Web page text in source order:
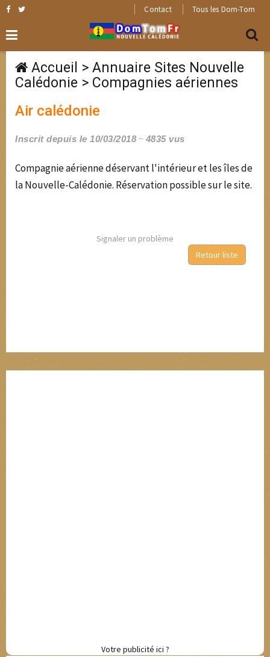
Contact Tous les Dom-Tom
Accueil > Annuaire Sites Nouvelle
Calédonie > Compagnies aériennes
Air calédonie
Inscrit depuis le 10/03/2018 4835 vus
Compagnie aérienne déservant l'intérieur et les îles de
la Nouvelle-Calédonie. Réservation possible sur le site.
Signaler un problème
Retour liste
Votre publicité ici ?